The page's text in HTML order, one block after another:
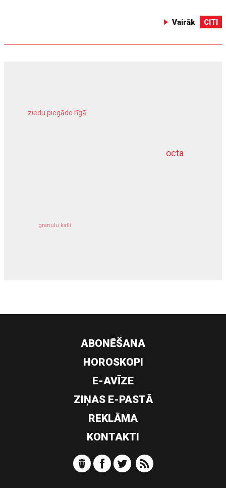
Vairāk CITI
octa
ziedu piegāde rīgā
granulu katli
dziļurbums
ABONĒŠANA
HOROSKOPI
E-AVĪZE
ZIŅAS E-PASTĀ
REKLĀMA
KONTAKTI